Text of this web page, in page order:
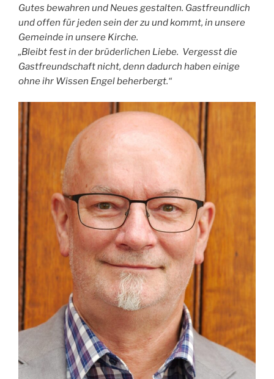
Gutes bewahren und Neues gestalten. Gastfreundlich
und offen für jeden sein der zu und kommt, in unsere
Gemeinde in unsere Kirche.
„Bleibt fest in der brüderlichen Liebe. Vergesst die
Gastfreundschaft nicht, denn dadurch haben einige
ohne ihr Wissen Engel beherbergt.“